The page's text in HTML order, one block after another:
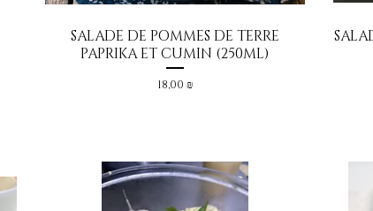
Aperçu rapide
SALADE DE POMMES DE TERRE
PAPRIKA ET CUMIN (250ML)
Prix
18,00 ₪